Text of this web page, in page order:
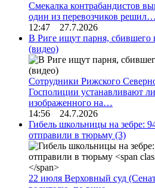
Смекалка контрабандистов
один из перевозчиков решил…
12:47 27.7.2026
В Риге ищут парня, сбившего
(видео)
Сотрудники Рижского
Госполиции устанавливают
изображенного на…
14:56 24.7.2026
Гибель школьницы на зебре:
отправили в тюрьму (3)
22 июля Верховный суд